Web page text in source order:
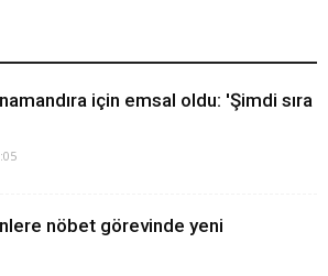
için emsal oldu: 'Şimdi sıra
nöbet görevinde yeni